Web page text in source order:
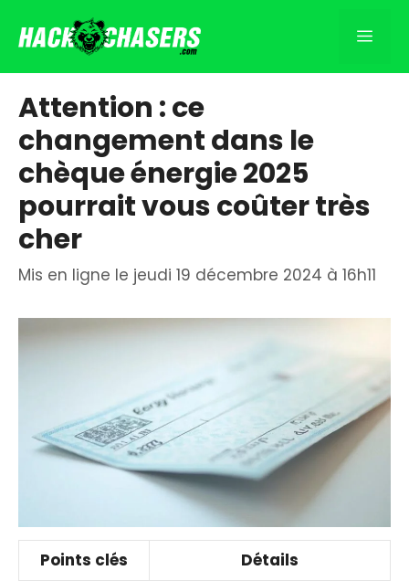
au
Attention : ce
changement dans le
chèque énergie 2025
pourrait vous coûter très
cher
Mis en ligne le jeudi 19 décembre 2024 à 16h11
Points clés Détails